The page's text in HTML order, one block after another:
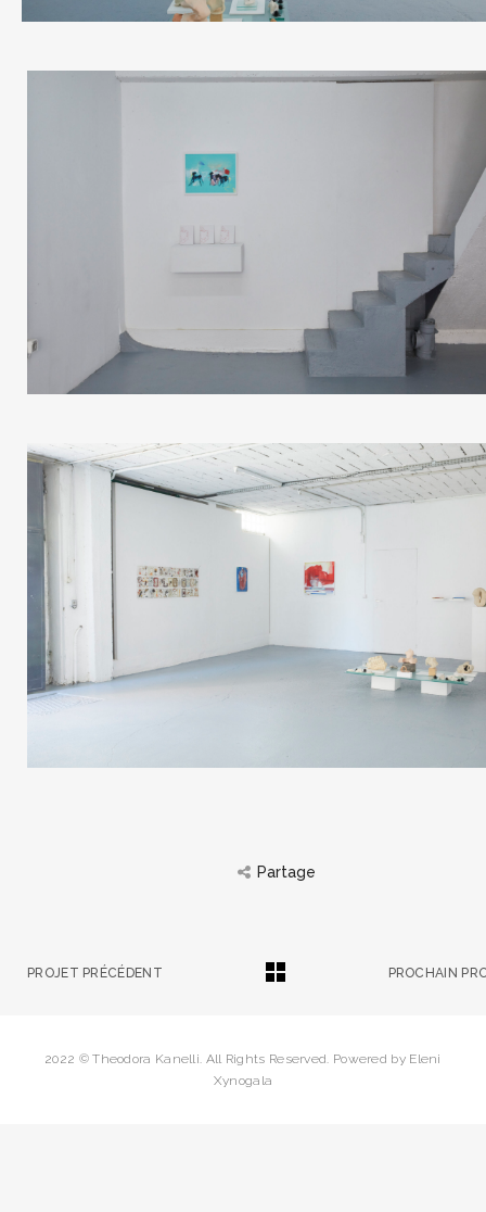
Partage
PROJET PRÉCÉDENT PROCHAIN
2022 © Theodora Kanelli. All Rights Reserved. Powered by Eleni
Xynogala